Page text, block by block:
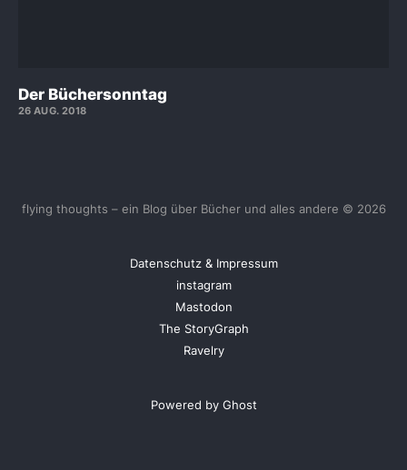
Der Büchersonntag
26 AUG. 2018
flying thoughts – ein Blog über Bücher und alles andere © 2026
Datenschutz & Impressum
instagram
Mastodon
The StoryGraph
Ravelry
Powered by Ghost